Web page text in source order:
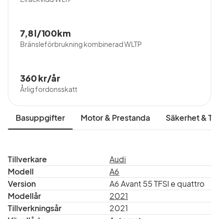
Stora infotainmentskärmar
Apple CarPlay och Android Auto
LED-strålkastare
Klimatanläggning
Bekväm och rymlig interiör
28 663 km
53 130 km
83 082 km
113 000 km
Bränsleförbrukning kombinerad WLTP
7,8 l/100km
Årlig fordonsskatt
360 kr/år
Basuppgifter Motor & Prestanda Säkerhet &
Tillverkare
Audi
Modell
A6
Version
A6 Avant 55 TFSI e quattro
Modellår
2021
Tillverkningsår
2021